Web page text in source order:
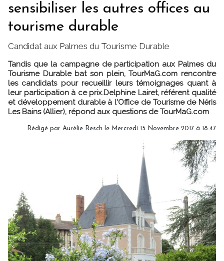
sensibiliser les autres offices au
tourisme durable
Candidat aux Palmes du Tourisme Durable
Tandis que la campagne de participation aux Palmes du
Tourisme Durable bat son plein, TourMaG.com rencontre
les candidats pour recueillir leurs témoignages quant à
leur participation à ce prix.Delphine Lairet, référent qualité
et développement durable à l'Office de Tourisme de Néris
Les Bains (Allier), répond aux questions de TourMaG.com
Rédigé par Aurélie Resch le Mercredi 15 Novembre 2017 à 18:47